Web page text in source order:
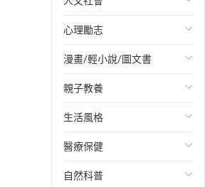
財務/金融
管理/領導
職場工作術
成功法
行銷/廣告
傳記
日本文學
韓國文學
華文文學
經典文學
成長/家庭生活小說
懸疑/推理小說
國際關係
政治
社會科學
台灣/中國歷史
日/韓歷史
其他歷史/史學
心理勵志
心靈成長/情緒
人際關係
兩性關係
心理學
漫畫/輕小說/圖文書
輕小說
奇幻/科幻
愛情故事
職場/社會寫實
親子教養
教育現場
兒童文學/故事
兒童科普/學習
生活風格
飲食/食譜
健身/美顏
醫療保健
健康/養生
自然科普